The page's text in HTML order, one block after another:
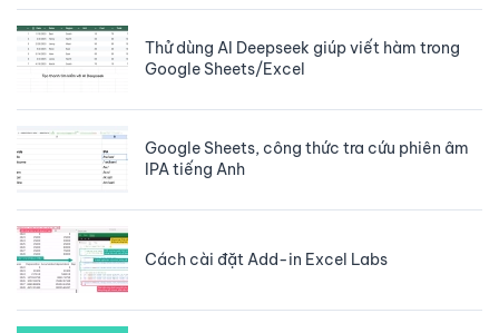
Thử dùng AI Deepseek giúp viết hàm trong
Google Sheets/Excel
Google Sheets, công thức tra cứu phiên âm
IPA tiếng Anh
Cách cài đặt Add-in Excel Labs